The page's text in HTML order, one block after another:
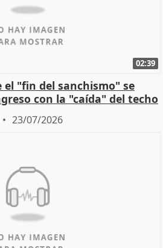
02:39
el "fin del sanchismo" se
con la "caída" del techo
23/07/2026